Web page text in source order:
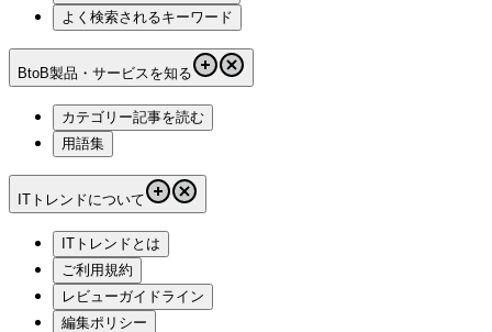
よく検索されるキーワード
BtoB製品・サービスを知る
カテゴリー記事を読む
用語集
ITトレンドについて
ITトレンドとは
ご利用規約
レビューガイドライン
編集ポリシー